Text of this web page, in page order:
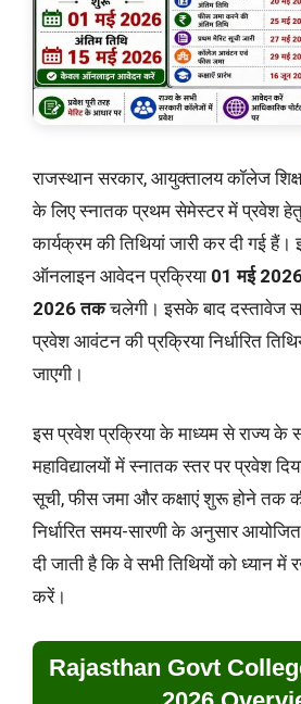
राजस्थान सरकार, आयुक्तालय कॉलेज
के लिए स्नातक प्रथम सेमेस्टर में प्रवेश
कार्यक्रम की तिथियां जारी कर दी गई
ऑनलाइन आवेदन प्रक्रिया 01 मई
2026 तकचलेगी। इसके बाद दस्तावेज
प्रवेश आवंटन की प्रक्रिया निर्धारित
जाएगी।
इस प्रवेश प्रक्रिया के माध्यम से राज्य के
महाविद्यालयों में स्नातक स्तर पर प्रवेश
सूची, फीस जमा और कक्षाएं शुरू होने तक
निर्धारित समय-सारणी के अनुसार
दी जाती है कि वे सभी तिथियों को ध्यान
करें।
Rajasthan Govt